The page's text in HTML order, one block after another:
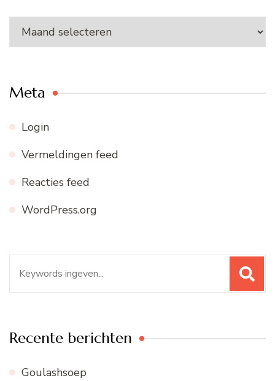
Ons
archief
Meta
Login
Vermeldingen feed
Reacties feed
WordPress.org
naar:
Recente berichten
Goulashsoep